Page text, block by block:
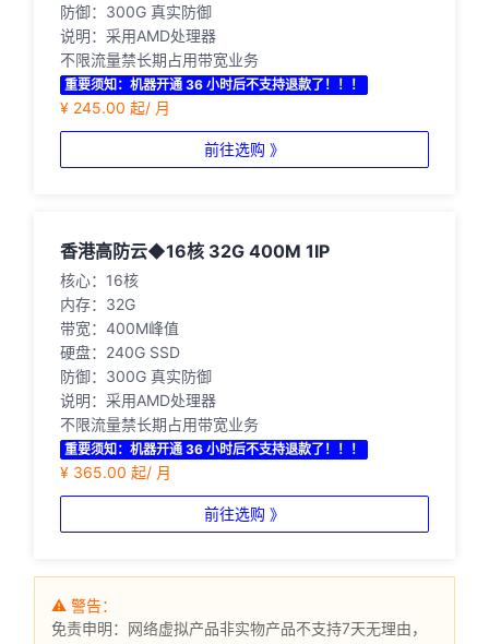
防御：300G 真实防御
说明：采用AMD处理器
不限流量禁长期占用带宽业务
重要须知：机器开通 36 小时后不支持退款了！！！
¥ 245.00 起/ 月
前往选购 》
香港高防云◆16核 32G 400M 1IP
核心：16核
内存：32G
带宽：400M峰值
硬盘：240G SSD
防御：300G 真实防御
说明：采用AMD处理器
不限流量禁长期占用带宽业务
重要须知：机器开通 36 小时后不支持退款了！！！
¥ 365.00 起/ 月
前往选购 》
⚠ 警告：
免责申明：网络虚拟产品非实物产品不支持7天无理由，